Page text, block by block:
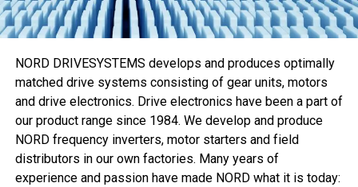
Eaton’ın özel üretim Walterscheid M-R7 makinesi sızıntı
riski kadarWalring plus kurulumu için gerekli zamanı ve
boru şekillendirme süreçlerini otomatikleştirerek optimum
sistem performansı sağlamaya
, aynı zamanda gerekli tork ve dönüşü azaltmaya yardımcı
olur.
Kuenstel “Söz konusu kurulum davranışı ve performans
NORD DRIVESYSTEMS develops and produces optimally
matched drive systems consisting of gear units, motors
and drive electronics. Drive electronics have been a part of
our product range since 1984. We develop and produce
NORD frequency inverters, motor starters and field
distributors in our own factories. Many years of
experience and passion have made NORD what it is today: